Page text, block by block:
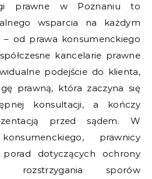
prawne w Poznaniu to
wsparcia na każdym
od prawa konsumenckiego
kancelarie prawne
podejście do klienta,
prawną, która zaczyna się
konsultacji, a kończy
przed sądem. W
prawnicy
porad dotyczących ochrony
rozstrzygania sporów